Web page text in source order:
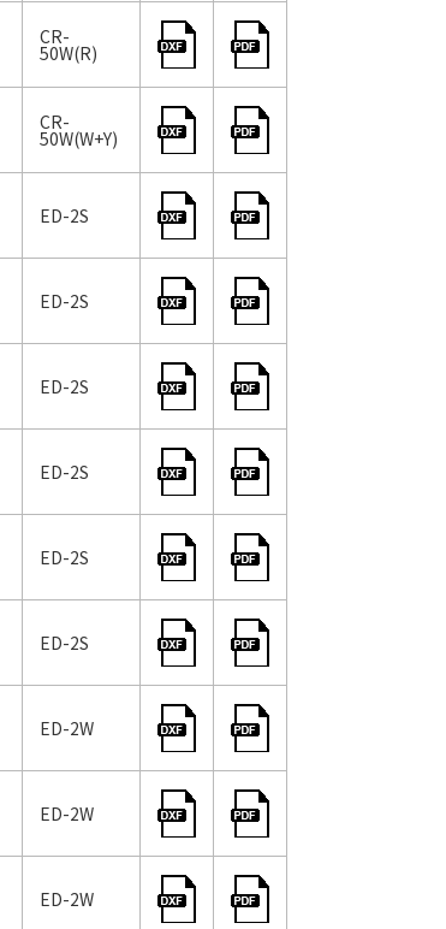
CR-
50W(R)
CR-
50W(W+Y)
ED-2S
ED-2S
ED-2S
ED-2S
ED-2S
ED-2S
ED-2W
ED-2W
ED-2W